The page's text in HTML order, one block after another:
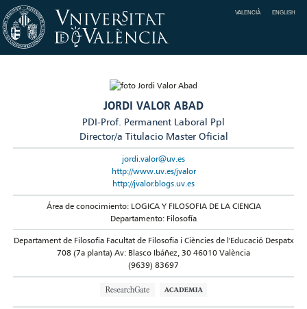
VALENCIÀ ENGLISH
JORDI VALOR ABAD
PDI-Prof. Permanent Laboral Ppl
Director/a Titulacio Master Oficial
jordi.valor@uv.es
http://www.uv.es/jvalor
http://jvalor.blogs.uv.es
Área de conocimiento: LOGICA Y FILOSOFIA DE LA CIENCIA
Departamento: Filosofía
Departament de Filosofia Facultat de Filosofia i Ciències de l'Educació Despatx
708 (7a planta) Av: Blasco Ibáñez, 30 46010 València
(9639) 83697